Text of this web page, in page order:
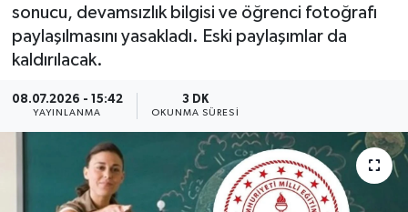
sonucu, devamsızlık bilgisi ve öğrenci fotoğrafı
paylaşılmasını yasakladı. Eski paylaşımlar da
kaldırılacak.
08.07.2026 - 15:42
YAYINLANMA
3 DK
OKUNMA SÜRESI
Cide Haberleri
Daday Haberleri
Devrekani Haberleri
Doğanyurt Haberleri